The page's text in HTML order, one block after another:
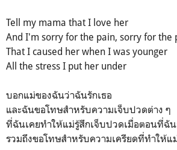
Tell my mama that I love her
And I'm sorry for the pain, sorry for the
That I caused her when I was younger
All the stress I put her under
บอกแม่ของฉันว่าฉันรักเธอ
และฉันขอโทษสำหรับความเจ็บปวดต่าง ๆ
ที่ฉันเคยทำให้แม่รู้สึกเจ็บปวดเมื่อตอนที่ฉัน
รวมถึงขอโทษสำหรับความเครียดที่ทำให้